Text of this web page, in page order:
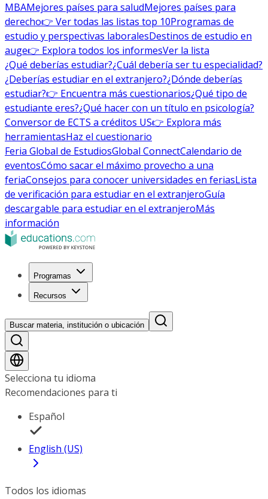
MBAMejores países para saludMejores países para
derecho👉 Ver todas las listas top 10Programas de
estudio y perspectivas laboralesDestinos de estudio en
auge👉 Explora todos los informesVer la lista
¿Qué deberías estudiar?¿Cuál debería ser tu especialidad?
¿Deberías estudiar en el extranjero?¿Dónde deberías
estudiar?👉 Encuentra más cuestionarios¿Qué tipo de
estudiante eres?¿Qué hacer con un título en psicología?
Conversor de ECTS a créditos US👉 Explora más
herramientasHaz el cuestionario
Feria Global de EstudiosGlobal ConnectCalendario de
eventosCómo sacar el máximo provecho a una
feriaConsejos para conocer universidades en feriasLista
de verificación para estudiar en el extranjeroGuía
descargable para estudiar en el extranjeroMás
información
Programas
Recursos
Buscar materia, institución o ubicación
Selecciona tu idioma
Recomendaciones para ti
Español
English (US)
Todos los idiomas